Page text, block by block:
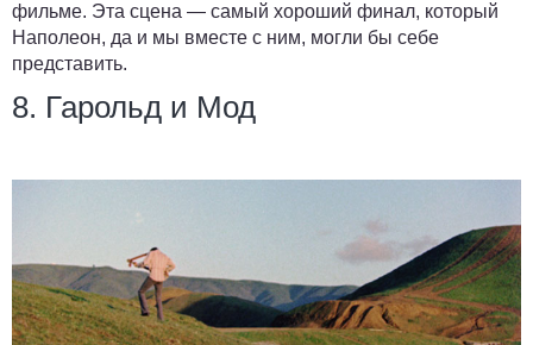
фильме. Эта сцена — самый хороший финал, который
Наполеон, да и мы вместе с ним, могли бы себе
представить.
8. Гарольд и Мод